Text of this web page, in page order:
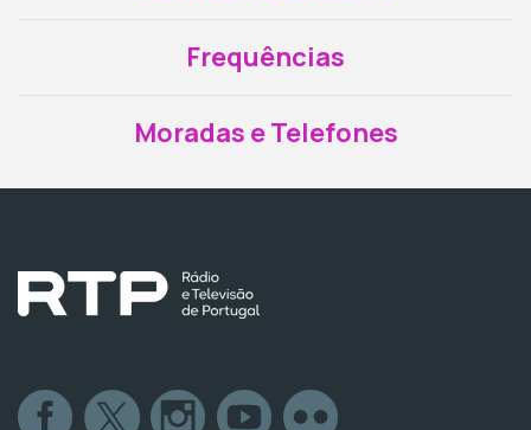
Frequências
Moradas e Telefones